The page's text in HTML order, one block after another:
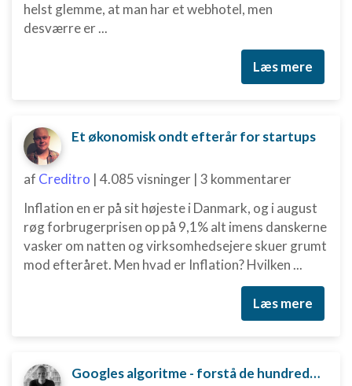
helst glemme, at man har et webhotel, men
desværre er ...
Læs mere
Et økonomisk ondt efterår for startups
af Creditro | 4.085 visninger | 3 kommentarer
Inflation en er på sit højeste i Danmark, og i august
røg forbrugerprisen op på 9,1% alt imens danskerne
vasker om natten og virksomhedsejere skuer grumt
mod efteråret. Men hvad er Inflation? Hvilken ...
Læs mere
Googles algoritme - forstå de hundredvis af parametre bag